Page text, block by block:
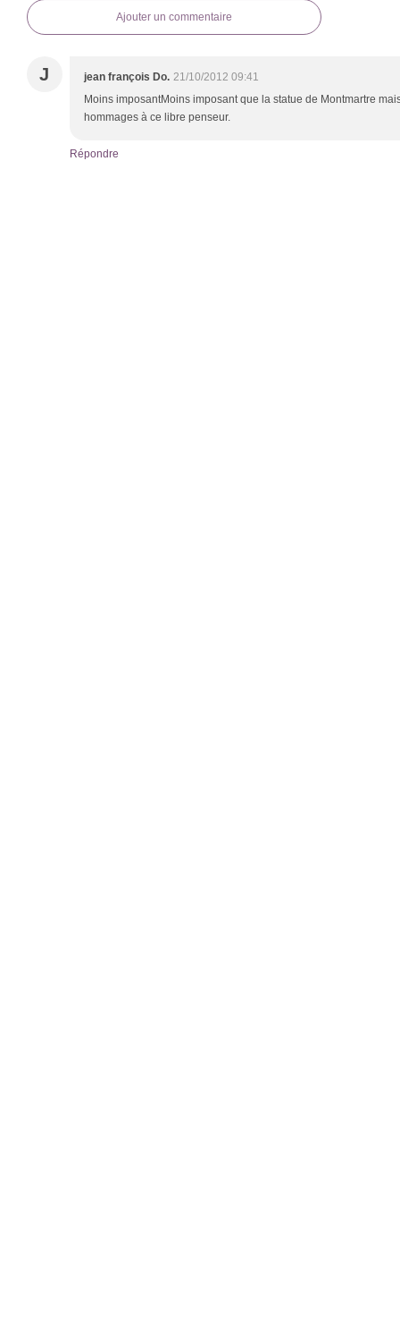
Ajouter un commentaire
J jean françois Do. 21/10/2012 09:41
Moins imposantMoins imposant que la statue de Montmartre
hommages à ce libre penseur.
Répondre